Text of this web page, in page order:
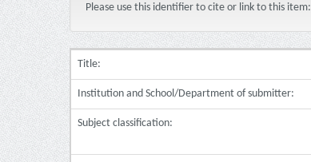
Please use this identifier to cite or link to this item:
Title:
Institution and School/Department of submitter:
Subject classification: